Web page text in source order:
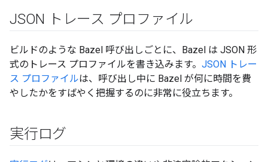
JSON トレース プロファイル
ビルドのような Bazel 呼び出しごとに、Bazel は JSON 形
式のトレース プロファイルを書き込みます。 JSON トレー
ス プロファイルは、呼び出し中に Bazel が何に時間を費
やしたかをすばやく把握するのに非常に役立ちます。
実行ログ